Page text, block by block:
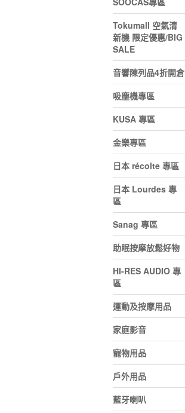
Tokumall 空氣清
新機 限定優惠/BIG
SALE
音響陳列品4折開倉
吸塵機專區
KUSA 專區
金樂專區
日本 récolte 專區
日本 Lourdes 專
區
Sanag 專區
助眠按摩放鬆好物
HI-RES AUDIO 專
區
運動及按摩用品
家庭影音
寵物用品
戶外用品
藍牙喇叭